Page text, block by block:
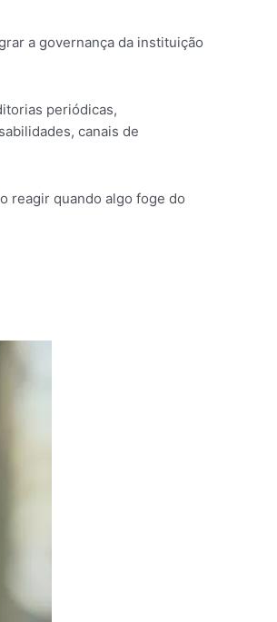
a governança da instituição
periódicas,
canais de
reagir quando algo foge do